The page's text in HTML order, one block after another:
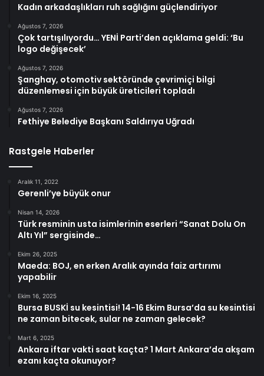
Kadın arkadaşlıkları ruh sağlığını güçlendiriyor
Ağustos 7, 2026
Çok tartışılıyordu… YENİ Parti’den açıklama geldi: ‘Bu
logo değişecek’
Ağustos 7, 2026
Şanghay, otomotiv sektöründe çevrimiçi bilgi
düzenlemesi için büyük üreticileri topladı
Ağustos 7, 2026
Fethiye Belediye Başkanı Saldırıya Uğradı
Rastgele Haberler
Aralık 11, 2022
Gerenli’ye büyük onur
Nisan 14, 2026
Türk resminin usta isimlerinin eserleri “Sanat Dolu On
Altı Yıl” sergisinde…
Ekim 26, 2025
Maeda: BOJ, en erken Aralık ayında faiz artırımı
yapabilir
Ekim 16, 2025
Bursa BUSKİ su kesintisi! 14-16 Ekim Bursa’da su kesintisi
ne zaman bitecek, sular ne zaman gelecek?
Mart 6, 2025
Ankara iftar vakti saat kaçta? 1 Mart Ankara’da akşam
ezanı kaçta okunuyor?